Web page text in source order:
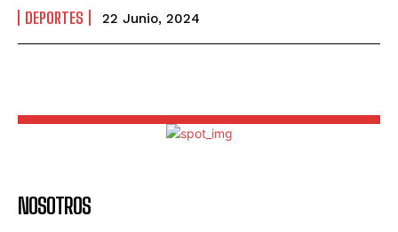
DEPORTES 22 Junio, 2024
NOSOTROS